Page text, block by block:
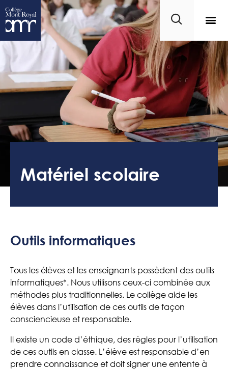
Matériel scolaire
Outils informatiques
Tous les élèves et les enseignants possèdent des outils
informatiques*. Nous utilisons ceux-ci combinée aux
méthodes plus traditionnelles. Le collège aide les
élèves dans l’utilisation de ces outils de façon
consciencieuse et responsable.
Il existe un code d’éthique, des règles pour l’utilisation
de ces outils en classe. L’élève est responsable d’en
prendre connaissance et doit signer une entente à